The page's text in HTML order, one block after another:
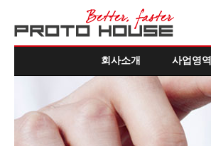
회사소개 사업영역